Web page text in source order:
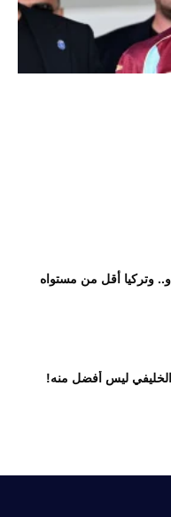
وتركيا أقل من مستواه
ليس أفضل منه!